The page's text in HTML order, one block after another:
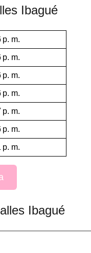
Ibagué
p. m.
p. m.
p. m.
p. m.
p. m.
p. m.
p. m.
Ibagué